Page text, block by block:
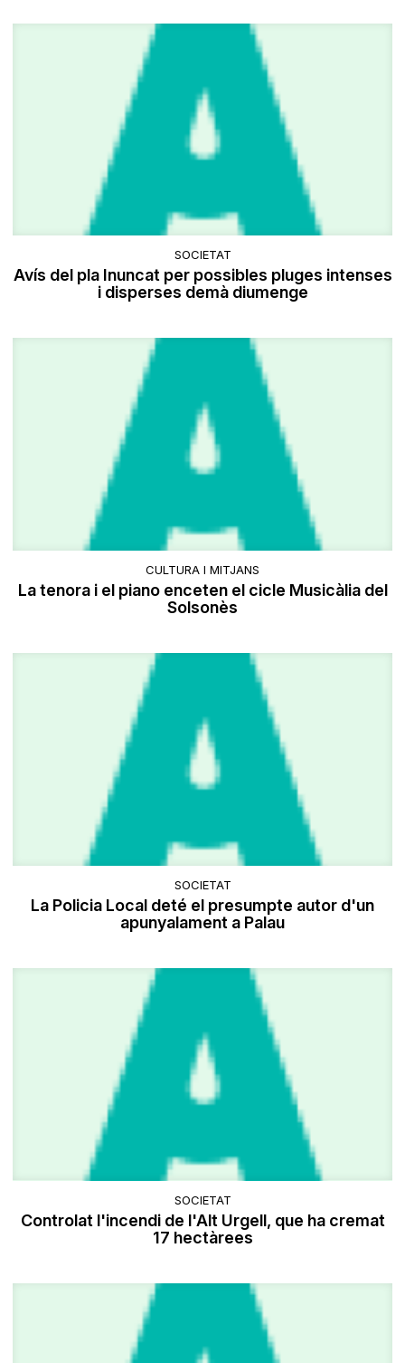
SOCIETAT
Avís del pla Inuncat per possibles pluges intenses
i disperses demà diumenge
CULTURA I MITJANS
La tenora i el piano enceten el cicle Musicàlia del
Solsonès
SOCIETAT
La Policia Local deté el presumpte autor d'un
apunyalament a Palau
SOCIETAT
Controlat l'incendi de l'Alt Urgell, que ha cremat
17 hectàrees